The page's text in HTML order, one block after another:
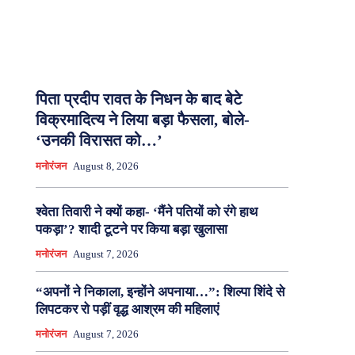
पिता प्रदीप रावत के निधन के बाद बेटे
विक्रमादित्य ने लिया बड़ा फैसला, बोले-
‘उनकी विरासत को…’
मनोरंजन August 8, 2026
श्वेता तिवारी ने क्यों कहा- ‘मैंने पतियों को रंगे हाथ
पकड़ा’? शादी टूटने पर किया बड़ा खुलासा
मनोरंजन August 7, 2026
“अपनों ने निकाला, इन्होंने अपनाया…”: शिल्पा शिंदे से
लिपटकर रो पड़ीं वृद्ध आश्रम की महिलाएं
मनोरंजन August 7, 2026